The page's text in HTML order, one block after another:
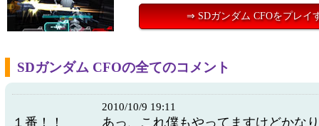
⇒ SDガンダム CFOをプレイ
SDガンダム CFOの全てのコメント
2010/10/9 19:11
１番！！ あっ、これ僕もやってますけどかなり